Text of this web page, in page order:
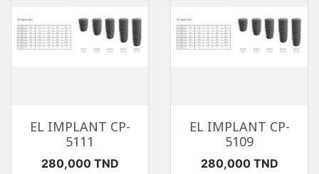
EL IMPLANT CP-
5111
Prix
280,000 TND
EL IMPLANT CP-
5109
Prix
280,000 TND